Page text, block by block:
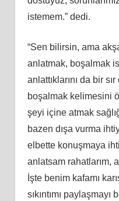
istemem.” dedi.
“Sen bilirsin, ama
anlatmak, boşalmak
anlattıklarını da bir
boşalmak kelimesini
şeyi içine atmak
bazen dışa vurma
elbette konuşmaya
anlatsam rahatlarım,
İşte benim kafamı
sıkıntımı